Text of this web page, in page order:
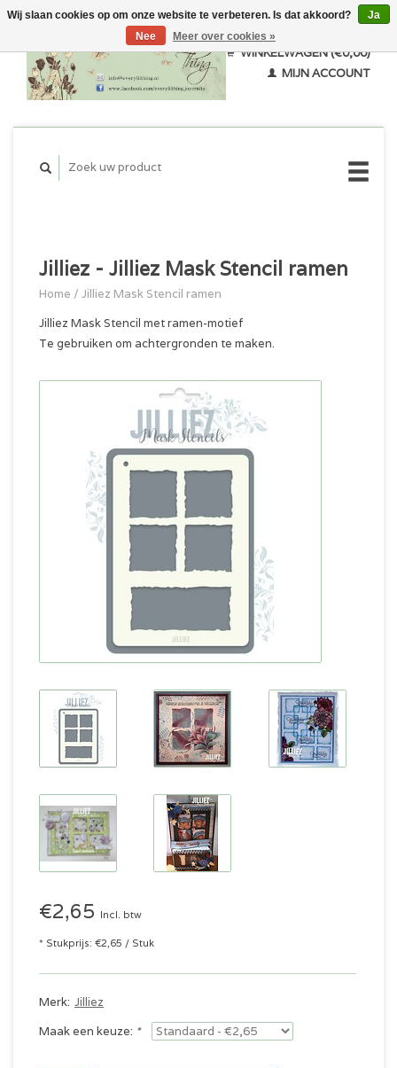
WINKELWAGEN (€0,00)
MIJN ACCOUNT
Jilliez - Jilliez Mask Stencil ramen
Home / Jilliez Mask Stencil ramen
Jilliez Mask Stencil met ramen-motief
Te gebruiken om achtergronden te maken.
€2,65 Incl. btw
* Stukprijs: €2,65 / Stuk
Merk: Jilliez
Maak een keuze: *
Wij slaan cookies op om onze website te verbeteren. Is dat akkoord?
Ja
Nee
Meer over cookies »